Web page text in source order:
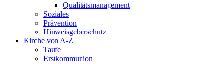
Qualitätsmanagement
Soziales
Prävention
Hinweisgeberschutz
Kirche von A-Z
Taufe
Erst­kommunion